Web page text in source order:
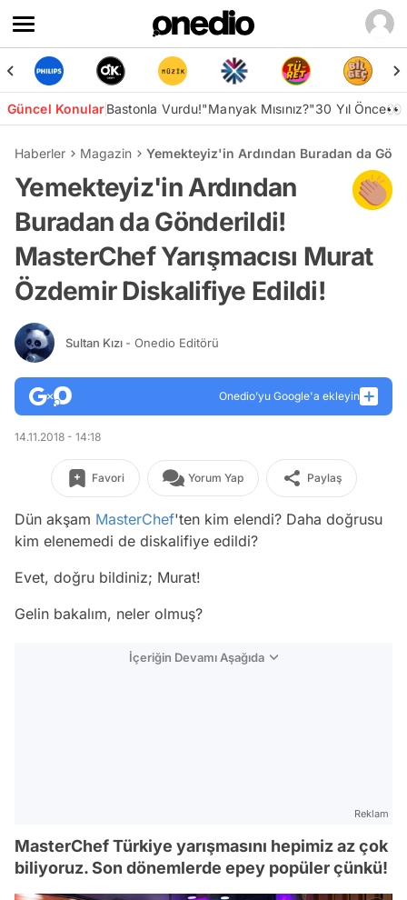
Güncel KonularBastonla Vurdu!"Manyak Mısınız?"30 Yıl Önce👀
Haberler Magazin Yemekteyiz'in Ardından Buradan da
Yemekteyiz'in Ardından
Buradan da Gönderildi!
MasterChef Yarışmacısı Murat
Özdemir Diskalifiye Edildi!
Sultan Kızı - Onedio Editörü
Onedio’yu Google'a ekleyin
14.11.2018 - 14:18
Favori Yorum Yap Paylaş
Dün akşam MasterChef'ten kim elendi? Daha doğrusu
kim elenemedi de diskalifiye edildi?
Evet, doğru bildiniz; Murat!
Gelin bakalım, neler olmuş?
İçeriğin Devamı Aşağıda
Reklam
MasterChef Türkiye yarışmasını hepimiz az çok
biliyoruz. Son dönemlerde epey popüler çünkü!